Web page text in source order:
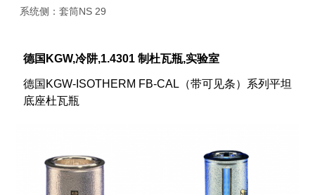
系统侧：套筒NS 29
德国KGW,冷阱,1.4301 制杜瓦瓶,实验室
德国KGW-ISOTHERM FB-CAL（带可见条）系列平坦
底座杜瓦瓶